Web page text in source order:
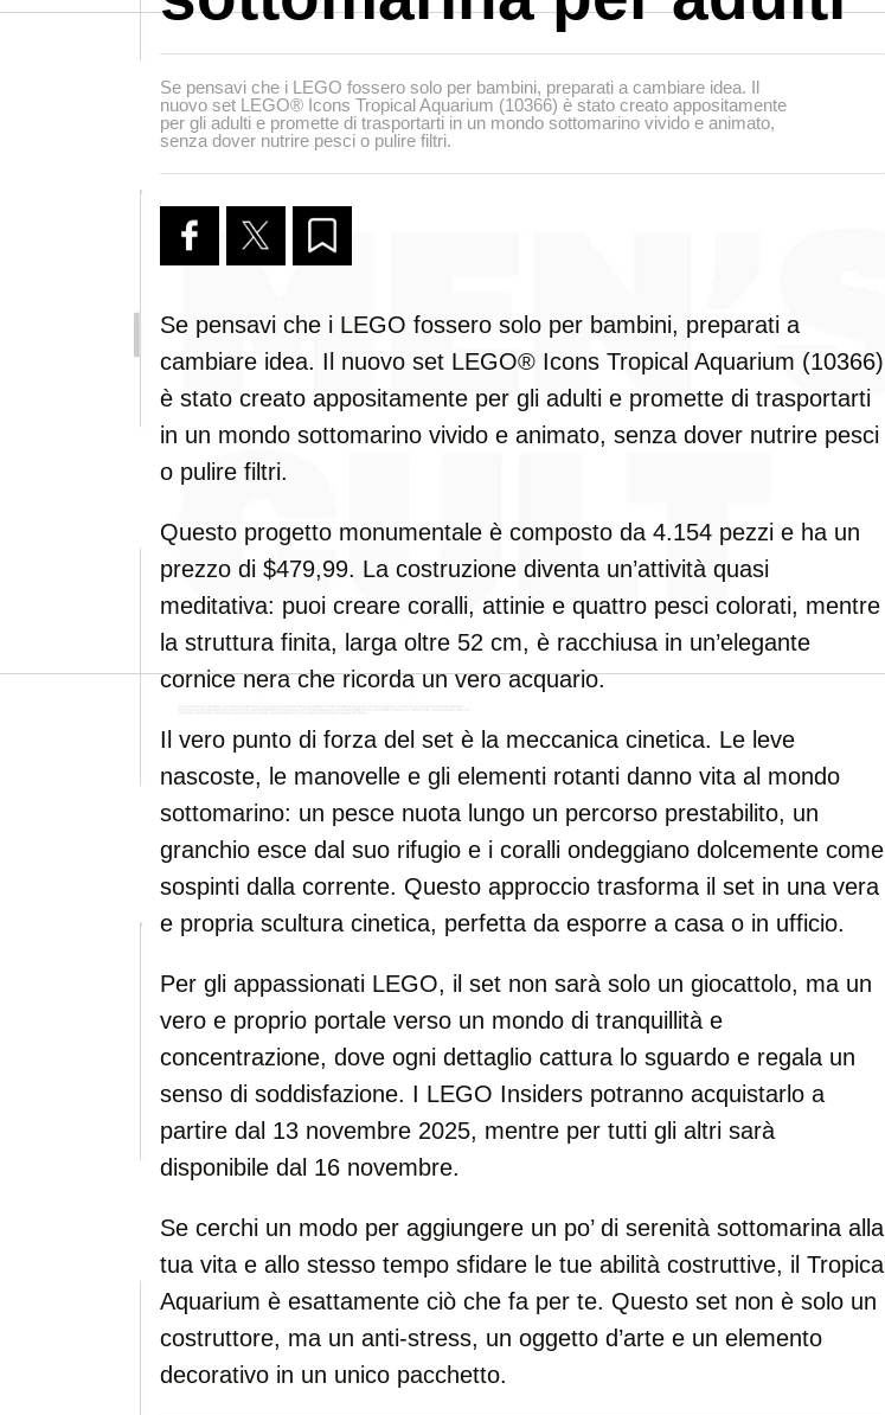
Se pensavi che i LEGO fossero solo per bambini, preparati a cambiare idea. Il
nuovo set LEGO® Icons Tropical Aquarium (10366) è stato creato appositamente
per gli adulti e promette di trasportarti in un mondo sottomarino vivido e animato,
senza dover nutrire pesci o pulire filtri.
Se pensavi che i LEGO fossero solo per bambini, preparati a
cambiare idea. Il nuovo set LEGO® Icons Tropical Aquarium (10366)
è stato creato appositamente per gli adulti e promette di trasportarti
in un mondo sottomarino vivido e animato, senza dover nutrire pesci
o pulire filtri.
Questo progetto monumentale è composto da 4.154 pezzi e ha un
prezzo di $479,99. La costruzione diventa un’attività quasi
meditativa: puoi creare coralli, attinie e quattro pesci colorati, mentre
la struttura finita, larga oltre 52 cm, è racchiusa in un’elegante
cornice nera che ricorda un vero acquario.
Il vero punto di forza del set è la meccanica cinetica. Le leve
nascoste, le manovelle e gli elementi rotanti danno vita al mondo
sottomarino: un pesce nuota lungo un percorso prestabilito, un
granchio esce dal suo rifugio e i coralli ondeggiano dolcemente come
sospinti dalla corrente. Questo approccio trasforma il set in una vera
e propria scultura cinetica, perfetta da esporre a casa o in ufficio.
Per gli appassionati LEGO, il set non sarà solo un giocattolo, ma un
vero e proprio portale verso un mondo di tranquillità e
concentrazione, dove ogni dettaglio cattura lo sguardo e regala un
senso di soddisfazione. I LEGO Insiders potranno acquistarlo a
partire dal 13 novembre 2025, mentre per tutti gli altri sarà
disponibile dal 16 novembre.
Se cerchi un modo per aggiungere un po’ di serenità sottomarina alla
tua vita e allo stesso tempo sfidare le tue abilità costruttive, il Tropical
Aquarium è esattamente ciò che fa per te. Questo set non è solo un
costruttore, ma un anti-stress, un oggetto d’arte e un elemento
decorativo in un unico pacchetto.